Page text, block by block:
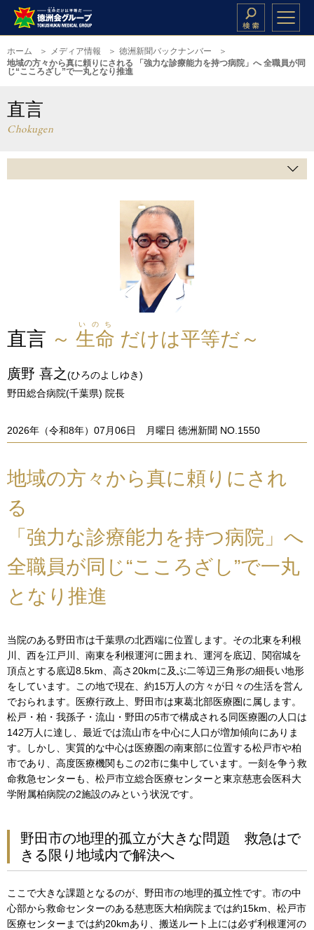
ホーム メディア情報
徳洲新聞バックナンバー
地域の方々から真に頼りにされる 「強力な診療能力を持つ病院」へ 全職員が同
じ“こころざし”で一丸となり推進
直言
Chokugen
直言 ～ 生命
いのち
だけは平等だ～
廣野 喜之(ひろのよしゆき)
野田総合病院(千葉県) 院長
2026年（令和8年）07月06日 月曜日 徳洲新聞 NO.1550
地域の方々から真に頼りにされ
る
「強力な診療能力を持つ病院」へ
全職員が同じ“こころざし”で一丸
となり推進
当院のある野田市は千葉県の北西端に位置します。その北東を利根
川、西を江戸川、南東を利根運河に囲まれ、運河を底辺、関宿城を
頂点とする底辺8.5km、高さ20kmに及ぶ二等辺三角形の細長い地形
をしています。この地で現在、約15万人の方々が日々の生活を営ん
でおられます。医療行政上、野田市は東葛北部医療圏に属します。
松戸・柏・我孫子・流山・野田の5市で構成される同医療圏の人口は
142万人に達し、最近では流山市を中心に人口が増加傾向にありま
す。しかし、実質的な中心は医療圏の南東部に位置する松戸市や柏
市であり、高度医療機関もこの2市に集中しています。一刻を争う救
命救急センターも、松戸市立総合医療センターと東京慈恵会医科大
学附属柏病院の2施設のみという状況です。
野田市の地理的孤立が大きな問題 救急はで
きる限り地域内で解決へ
ここで大きな課題となるのが、野田市の地理的孤立性です。市の中
心部から救命センターのある慈恵医大柏病院までは約15km、松戸市
医療センターまでは約20kmあり、搬送ルート上には必ず利根運河の